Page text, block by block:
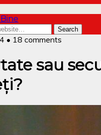
• 18 comments
sau